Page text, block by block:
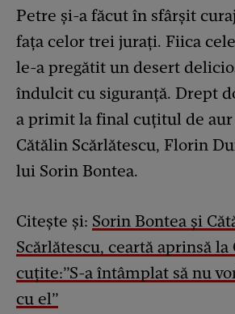
Petre și-a făcut în sfârșit
fața celor trei jurați. Fiica
le-a pregătit un desert
îndulcit cu siguranță. Drept
a primit la final cuțitul de
Cătălin Scărlătescu, Florin
lui Sorin Bontea.
Citește și: Sorin Bontea și
Scărlătescu, ceartă aprinsă la
cuțite:”S-a întâmplat să nu
cu el”